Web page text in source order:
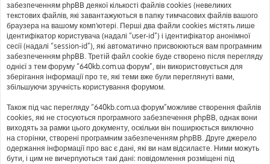
забезпеченням phpBB деякої кількості файлів cookies (невеликих
текстових файлів, які завантажуються в папку тимчасових файлів вашого
браузера на вашому комп'ютері. Перші два файли cookies містять лише
ідентифікатор користувача (надалі “user-id”) і ідентифікатор анонімної
сесії (надалі “session-id”), які автоматично присвоюються вам програмним
забезпеченням phpBB. Третій файл cookie буде створено після перегляду
однієї з тем форуму “640kb.com.ua форум”, він використовується для
зберігання інформації про те, які теми вже були переглянуті вами,
збільшуючи зручність користування форумом.
Також під час перегляду “640kb.com.ua форум”можливе створення файлів
cookies, які не стосуються програмного забезпечення phpBB, однак вони
виходять за рамки цього документу, оскільки він поширюється виключно
на сторінки, створені програмним забезпеченням phpBB. Друге джерело
одержання інформації про вас є дані, які ви нам відсилаєте. Ними можуть
бути, і цим не вичерпуються такі дані: повідомлення розміщені під